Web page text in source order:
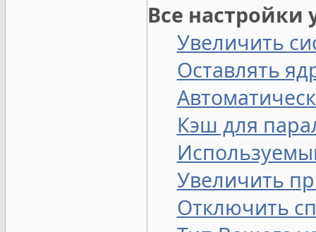
Все
Увеличить
Оставлять
Кэш для
Увеличить
Отключить